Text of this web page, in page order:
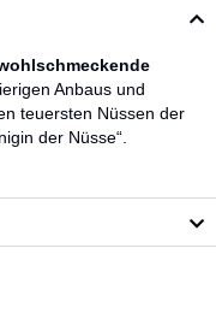
Anbaus und
teuersten Nüssen der
der Nüsse“.